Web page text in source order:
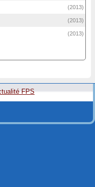
(2013)
(2013)
(2013)